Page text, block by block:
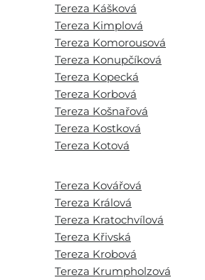
Tereza Kášková
Tereza Kimplová
Tereza Komorousová
Tereza Konupčíková
Tereza Kopecká
Tereza Korbová
Tereza Košnařová
Tereza Kostková
Tereza Kotová
Tereza Kovářová
Tereza Králová
Tereza Kratochvílová
Tereza Křivská
Tereza Krobová
Tereza Krumpholzová